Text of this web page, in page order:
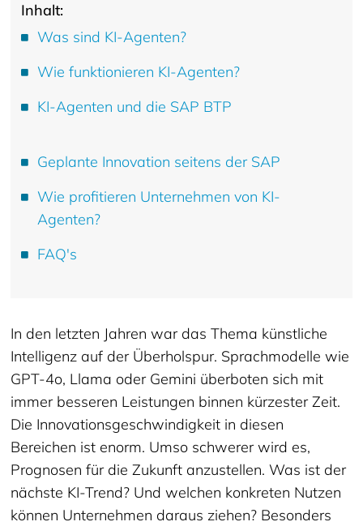
Inhalt:
Was sind KI-Agenten?
Wie funktionieren KI-Agenten?
KI-Agenten und die SAP BTP
Geplante Innovation seitens der SAP
Wie profitieren Unternehmen von KI-
Agenten?
FAQ's
In den letzten Jahren war das Thema künstliche
Intelligenz auf der Überholspur. Sprachmodelle wie
GPT-4o, Llama oder Gemini überboten sich mit
immer besseren Leistungen binnen kürzester Zeit.
Die Innovationsgeschwindigkeit in diesen
Bereichen ist enorm. Umso schwerer wird es,
Prognosen für die Zukunft anzustellen. Was ist der
nächste KI-Trend? Und welchen konkreten Nutzen
können Unternehmen daraus ziehen? Besonders